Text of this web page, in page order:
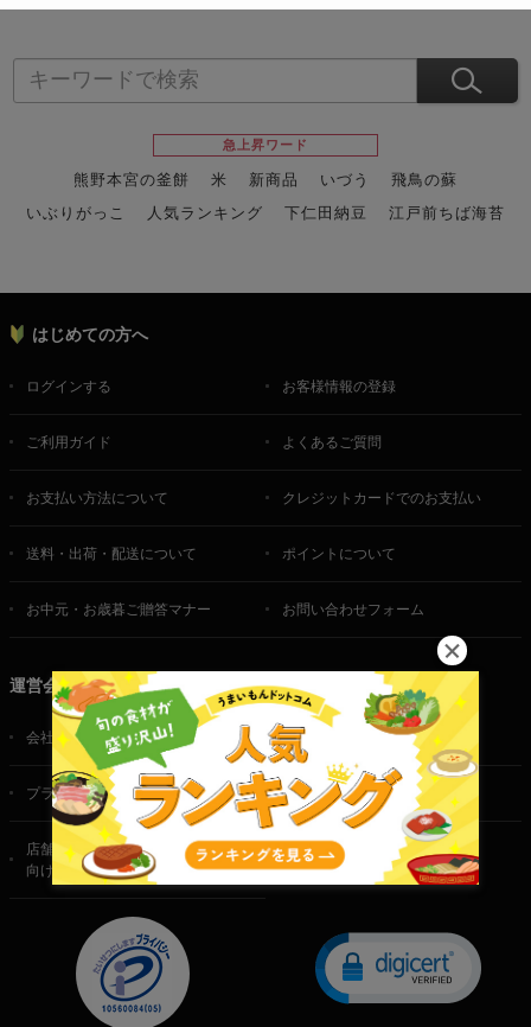
急上昇ワード
熊野本宮の釜餅 米 新商品 いづう
飛鳥の蘇
いぶりがっこ
人気ランキング 下仁田納豆
江戸前ちば海苔
はじめての方へ
ログインする お客様情報の登録
ご利用ガイド よくあるご質問
お支払い方法について クレジットカードでのお支払い
送料・出荷・配送について ポイントについて
お中元・お歳暮ご贈答マナー お問い合わせフォーム
運営会社
会社概要 ご利用規約
プライバシーポリシー 特定商取引法に基づく表記
店舗・法人・生産者様
向けのお問い合わせ